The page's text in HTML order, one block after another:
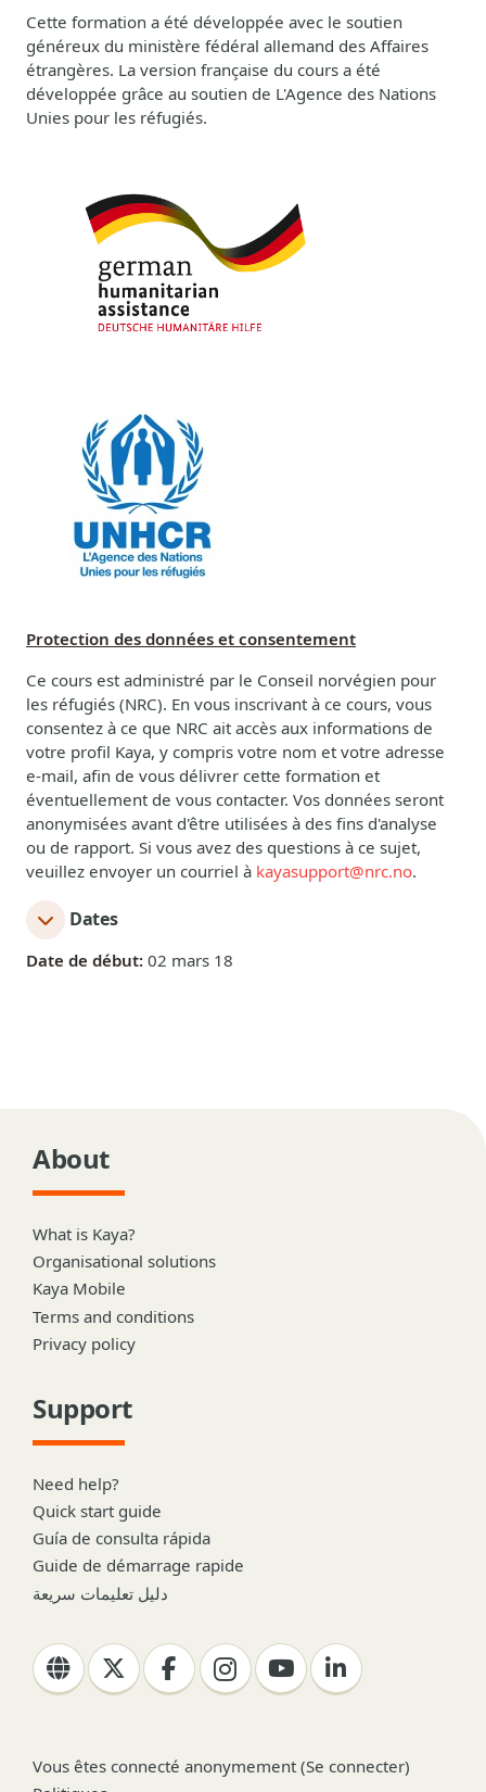
Cette formation a été développée avec le soutien
généreux du ministère fédéral allemand des Affaires
étrangères. La version française du cours a été
développée grâce au soutien de L'Agence des Nations
Unies pour les réfugiés.
Protection des données et consentement
Ce cours est administré par le Conseil norvégien pour
les réfugiés (NRC). En vous inscrivant à ce cours, vous
consentez à ce que NRC ait accès aux informations de
votre profil Kaya, y compris votre nom et votre adresse
e-mail, afin de vous délivrer cette formation et
éventuellement de vous contacter. Vos données seront
anonymisées avant d'être utilisées à des fins d'analyse
ou de rapport. Si vous avez des questions à ce sujet,
veuillez envoyer un courriel à kayasupport@nrc.no.
Dates
Date de début: 02 mars 18
About
What is Kaya?
Organisational solutions
Kaya Mobile
Terms and conditions
Privacy policy
Support
Need help?
Quick start guide
Guía de consulta rápida
Guide de démarrage rapide
دليل تعليمات سريعة
Vous êtes connecté anonymement (Se connecter)